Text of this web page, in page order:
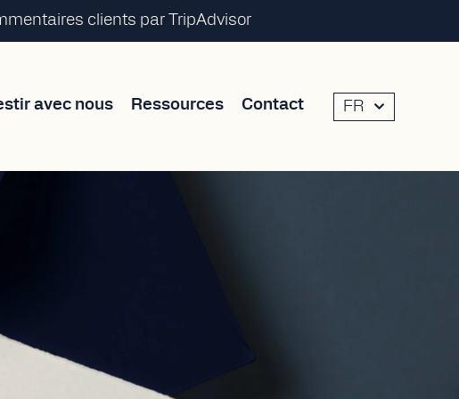
clients par TripAdvisor
avec nous Ressources Contact FR